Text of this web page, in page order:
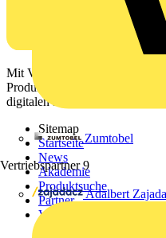
Zumtobel
Vertriebspartner 9
Adalbert
Mit Voltimum erhalten
Produktinformationen,
digitalen Plattform und
Sitemap
Startseite
News
Akademie
Produktsuche
Partner
Voltimum+